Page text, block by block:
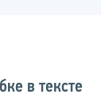
в тексте